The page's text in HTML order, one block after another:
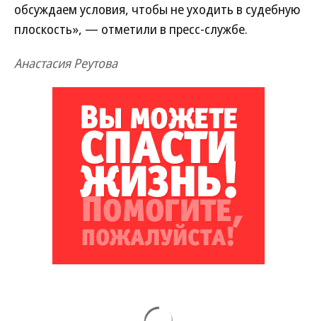
обсуждаем условия, чтобы не уходить в судебную
плоскость», — отметили в пресс-службе.
Анастасия Реутова